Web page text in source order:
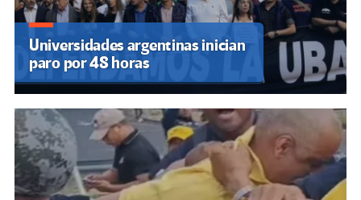
Universidades argentinas inician
paro por 48 horas